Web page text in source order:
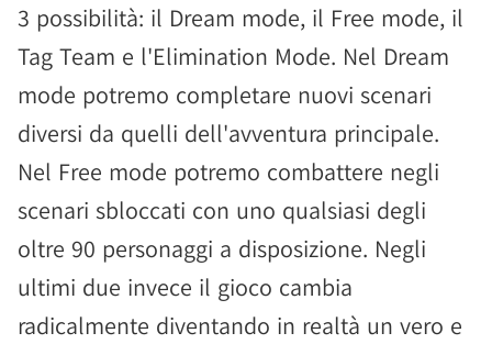
3 possibilità: il Dream mode, il Free mode, il
Tag Team e l'Elimination Mode. Nel Dream
mode potremo completare nuovi scenari
diversi da quelli dell'avventura principale.
Nel Free mode potremo combattere negli
scenari sbloccati con uno qualsiasi degli
oltre 90 personaggi a disposizione. Negli
ultimi due invece il gioco cambia
radicalmente diventando in realtà un vero e